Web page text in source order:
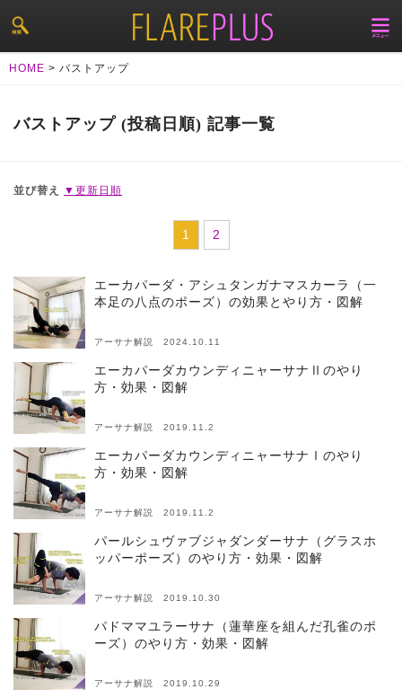
HOME > バストアップ
バストアップ (投稿日順) 記事一覧
並び替え ▼更新日順
1 2
エーカパーダ・アシュタンガナマスカーラ（一
本足の八点のポーズ）の効果とやり方・図解
アーサナ解説 2024.10.11
エーカパーダカウンディニャーサナⅡのやり
方・効果・図解
アーサナ解説 2019.11.2
エーカパーダカウンディニャーサナⅠのやり
方・効果・図解
アーサナ解説 2019.11.2
パールシュヴァブジャダンダーサナ（グラスホ
ッパーポーズ）のやり方・効果・図解
アーサナ解説 2019.10.30
パドママユラーサナ（蓮華座を組んだ孔雀のポ
ーズ）のやり方・効果・図解
アーサナ解説 2019.10.29